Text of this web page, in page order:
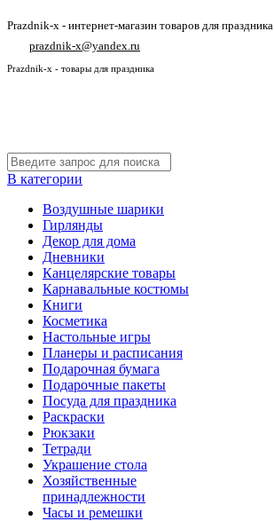
Prazdnik-x - интернет-магазин товаров для праздника
prazdnik-x@yandex.ru
Prazdnik-x - товары для праздника
В категории
Воздушные шарики
Гирлянды
Декор для дома
Дневники
Канцелярские товары
Карнавальные костюмы
Книги
Косметика
Настольные игры
Планеры и расписания
Подарочная бумага
Подарочные пакеты
Посуда для праздника
Раскраски
Рюкзаки
Тетради
Украшение стола
Хозяйственные
принадлежности
Часы и ремешки